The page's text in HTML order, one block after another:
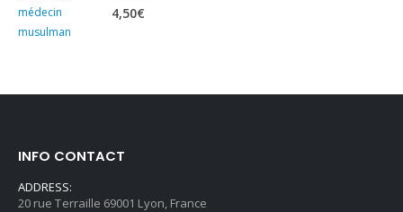
5.00sur 5
4,50€
INFO CONTACT
ADDRESS:
20 rue Terraille 69001 Lyon, France